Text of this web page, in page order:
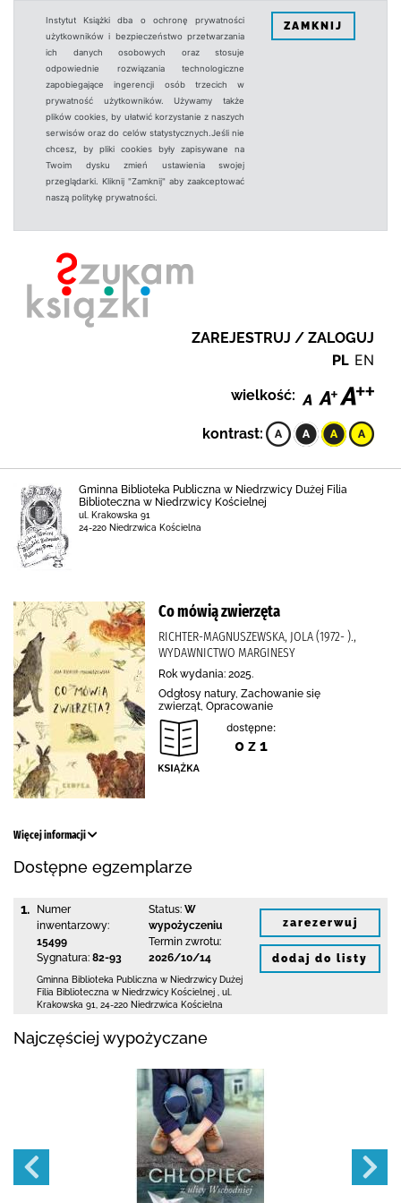
Instytut Książki dba o ochronę prywatności
użytkowników i bezpieczeństwo przetwarzania
ich danych osobowych oraz stosuje
odpowiednie rozwiązania technologiczne
zapobiegające ingerencji osób trzecich w
prywatność użytkowników. Używamy także
plików cookies, by ułatwić korzystanie z naszych
serwisów oraz do celów statystycznych.Jeśli nie
chcesz, by pliki cookies były zapisywane na
Twoim dysku zmień ustawienia swojej
przeglądarki. Kliknij "Zamknij" aby zaakceptować
naszą politykę prywatności.
ZAMKNIJ
ZAREJESTRUJ / ZALOGUJ
PL EN
wielkość:
kontrast:
Gminna Biblioteka Publiczna w Niedrzwicy Dużej Filia
Biblioteczna w Niedrzwicy Kościelnej
ul. Krakowska 91
24-220 Niedrzwica Kościelna
Co mówią zwierzęta
RICHTER-MAGNUSZEWSKA, JOLA (1972- ).,
WYDAWNICTWO MARGINESY
Rok wydania: 2025.
Odgłosy natury, Zachowanie się
zwierząt, Opracowanie
dostępne:
0 z 1
Więcej informacji
Dostępne egzemplarze
1.
Numer
inwentarzowy:
15499
Sygnatura: 82-93
Status: W
wypożyczeniu
Termin zwrotu:
2026/10/14
Gminna Biblioteka Publiczna w Niedrzwicy Dużej
Filia Biblioteczna w Niedrzwicy Kościelnej
ul.
Krakowska 91
24-220 Niedrzwica Kościelna
zarezerwuj
dodaj do listy
Najczęściej wypożyczane